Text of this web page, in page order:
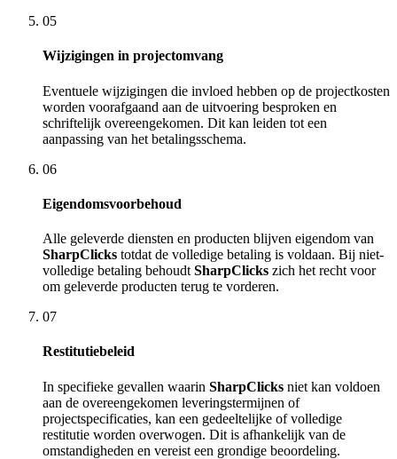
05
Wijzigingen in projectomvang
Eventuele wijzigingen die invloed hebben op de projectkosten
worden voorafgaand aan de uitvoering besproken en
schriftelijk overeengekomen. Dit kan leiden tot een
aanpassing van het betalingsschema.
06
Eigendomsvoorbehoud
Alle geleverde diensten en producten blijven eigendom van
SharpClicks totdat de volledige betaling is voldaan. Bij niet-
volledige betaling behoudt SharpClicks zich het recht voor
om geleverde producten terug te vorderen.
07
Restitutiebeleid
In specifieke gevallen waarin SharpClicks niet kan voldoen
aan de overeengekomen leveringstermijnen of
projectspecificaties, kan een gedeeltelijke of volledige
restitutie worden overwogen. Dit is afhankelijk van de
omstandigheden en vereist een grondige beoordeling.